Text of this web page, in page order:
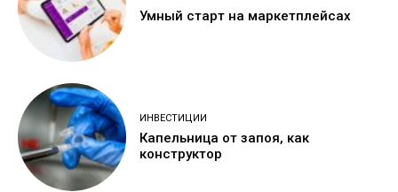
Умный старт на маркетплейсах
ИНВЕСТИЦИИ
Капельница от запоя, как
конструктор